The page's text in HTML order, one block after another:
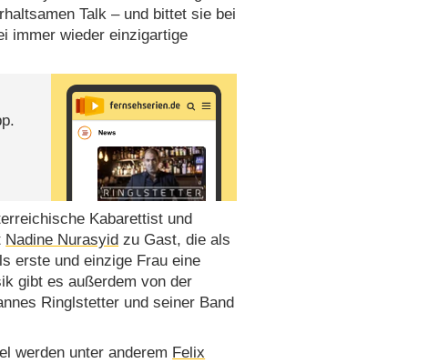
Talk – und bittet sie bei
immer wieder einzigartige
Kabarettist und
Nadine Nurasyid zu Gast, die als
erste und einzige Frau eine
gibt es außerdem von der
Ringlstetter und seiner Band
werden unter anderem Felix